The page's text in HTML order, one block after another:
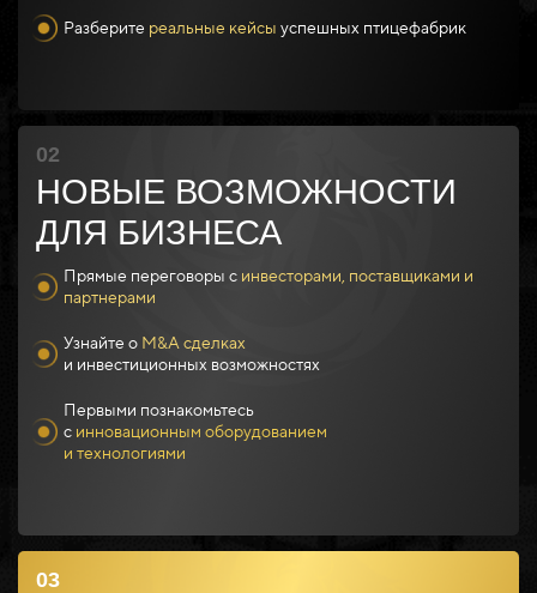
Разберите реальные кейсы успешных птицефабрик
02
НОВЫЕ ВОЗМОЖНОСТИ
ДЛЯ БИЗНЕСА
Прямые переговоры с инвесторами, поставщиками и
партнерами
Узнайте о М&А сделках
и инвестиционных возможностях
Первыми познакомьтесь
с инновационным оборудованием
и технологиями
03